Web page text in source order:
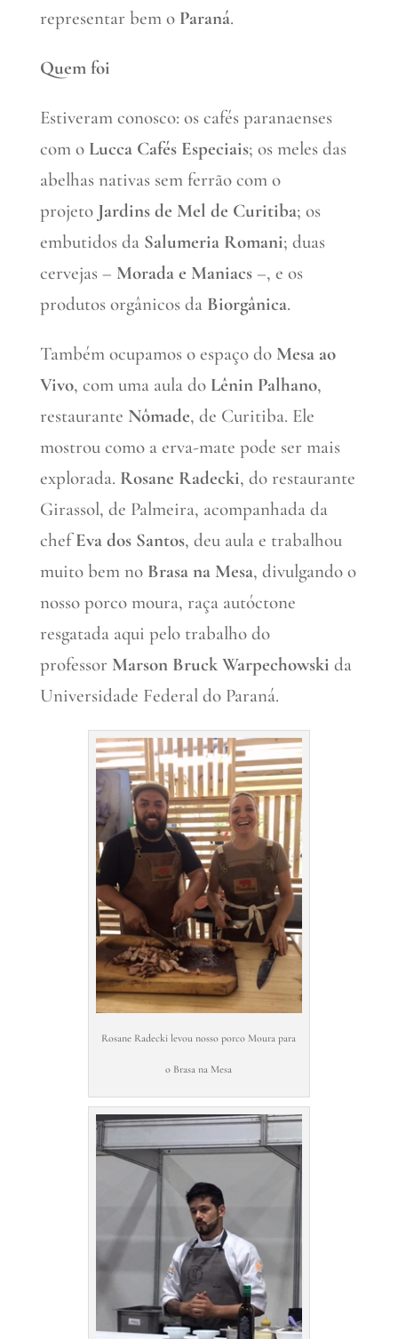
representar bem o Paraná.
Quem foi
Estiveram conosco: os cafés paranaenses
com o Lucca Cafés Especiais; os meles das
abelhas nativas sem ferrão com o
projeto Jardins de Mel de Curitiba; os
embutidos da Salumeria Romani; duas
cervejas – Morada e Maniacs–, e os
produtos orgânicos da Biorgânica.
Também ocupamos o espaço do Mesa ao
Vivo, com uma aula do Lênin Palhano,
restaurante Nômade, de Curitiba. Ele
mostrou como a erva-mate pode ser mais
explorada. Rosane Radecki, do restaurante
Girassol, de Palmeira, acompanhada da
chefEva dos Santos, deu aula e trabalhou
muito bem no Brasa na Mesa, divulgando o
nosso porco moura, raça autóctone
resgatada aqui pelo trabalho do
professor Marson Bruck Warpechowski da
Universidade Federal do Paraná.
Rosane Radecki levou nosso porco Moura para
o Brasa na Mesa